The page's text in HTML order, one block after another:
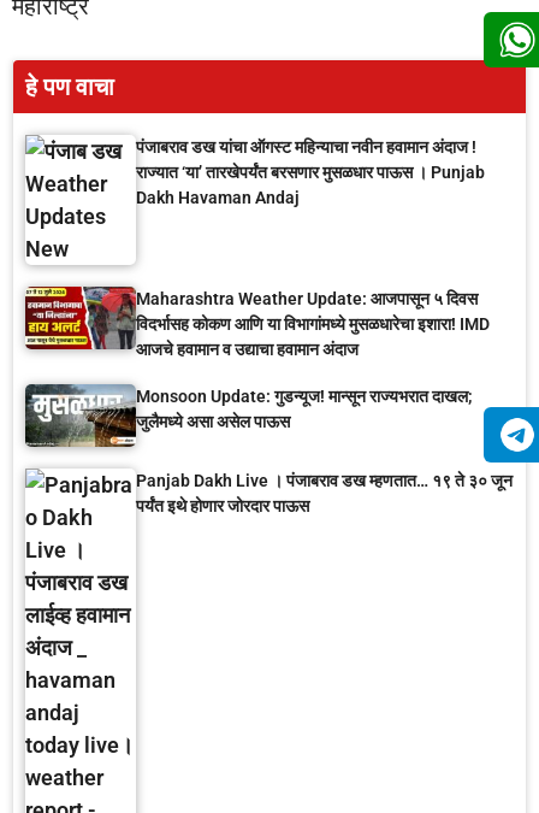
महाराष्ट्र
हे पण वाचा
पंजाबराव डख यांचा ऑगस्ट महिन्याचा नवीन हवामान अंदाज !
राज्यात ‘या’ तारखेपर्यंत बरसणार मुसळधार पाऊस । Punjab
Dakh Havaman Andaj
Maharashtra Weather Update: आजपासून ५ दिवस
विदर्भासह कोकण आणि या विभागांमध्ये मुसळधारेचा इशारा! IMD
आजचे हवामान व उद्याचा हवामान अंदाज
Monsoon Update: गुडन्यूज! मान्सून राज्यभरात दाखल;
जुलैमध्ये असा असेल पाऊस
Panjab Dakh Live । पंजाबराव डख म्हणतात… १९ ते ३० जून
पर्यंत इथे होणार जोरदार पाऊस